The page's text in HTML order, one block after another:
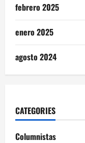
febrero 2025
enero 2025
agosto 2024
CATEGORIES
Columnistas